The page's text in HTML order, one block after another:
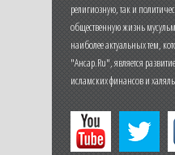
религиозную, так и
общественную жизнь
наиболее актуальных тем,
"Ансар.Ru", является
исламских финансов и